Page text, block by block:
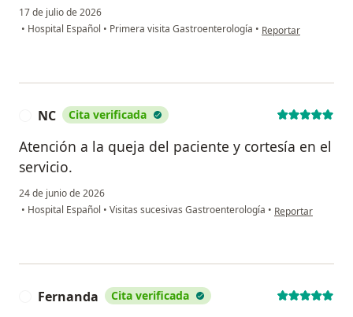
17 de julio de 2026
• Hospital Español • Primera visita Gastroenterología • en opinión del
Reportar
NC Cita verificada
Atención a la queja del paciente y cortesía en el
servicio.
24 de junio de 2026
• Hospital Español • Visitas sucesivas Gastroenterología • en opinión del
Reportar
Fernanda Cita verificada